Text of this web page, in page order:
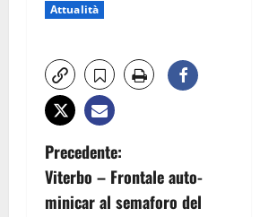
Attualità
N
a
Precedente:
Viterbo – Frontale auto-
minicar al semaforo del